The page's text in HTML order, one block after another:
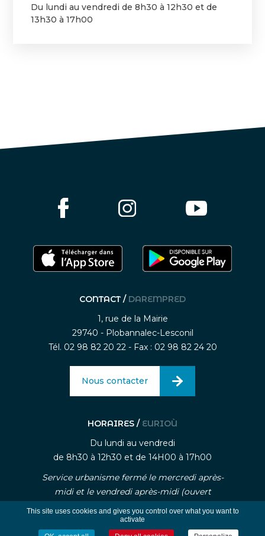
Du lundi au vendredi de 8h30 à 12h30 et de
13h30 à 17h00
CONTACT / DAREMPRED
1, rue de la Mairie
29740 - Plobannalec-Lesconil
Tél. 02 98 82 20 22 - Fax : 02 98 82 24 20
Nous contacter
HORAIRES / EURIOÙ
Du lundi au vendredi
de 8h30 à 12h30 et de 14H00 à 17h00
Service urbanisme fermé le mercredi après-
midi et le vendredi après-midi (ouvert
uniquement sur rendez-vous)
This site uses cookies and gives you control over what you want to
activate